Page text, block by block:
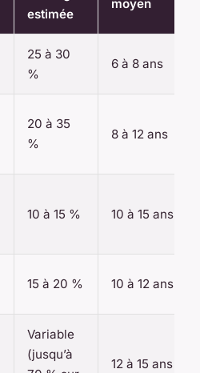
estimée
moyen
25 à 30
%
6 à 8 ans
20 à 35
%
8 à 12 ans
10 à 15 % 10 à 15 ans
15 à 20 % 10 à 12 ans
Variable
(jusqu’à
12 à 15 ans